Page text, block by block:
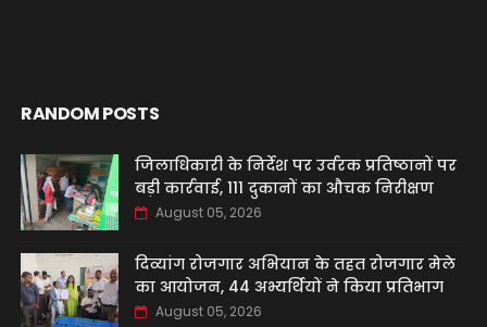
RANDOM POSTS
जिलाधिकारी के निर्देश पर उर्वरक प्रतिष्ठानों पर
बड़ी कार्रवाई, 111 दुकानों का औचक निरीक्षण
August 05, 2026
दिव्यांग रोजगार अभियान के तहत रोजगार मेले
का आयोजन, 44 अभ्यर्थियों ने किया प्रतिभाग
August 05, 2026